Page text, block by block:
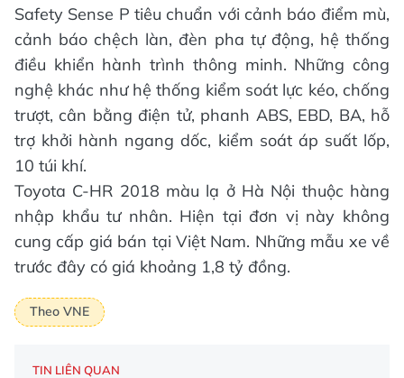
Safety Sense P tiêu chuẩn với cảnh báo điểm mù,
cảnh báo chệch làn, đèn pha tự động, hệ thống
điều khiển hành trình thông minh. Những công
nghệ khác như hệ thống kiểm soát lực kéo, chống
trượt, cân bằng điện tử, phanh ABS, EBD, BA, hỗ
trợ khởi hành ngang dốc, kiểm soát áp suất lốp,
10 túi khí.
Toyota C-HR 2018 màu lạ ở Hà Nội thuộc hàng
nhập khẩu tư nhân. Hiện tại đơn vị này không
cung cấp giá bán tại Việt Nam. Những mẫu xe về
trước đây có giá khoảng 1,8 tỷ đồng.
Theo VNE
TIN LIÊN QUAN